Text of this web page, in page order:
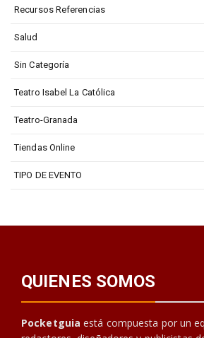
Recursos Referencias
Salud
Sin Categoría
Teatro Isabel La Católica
Teatro-Granada
Tiendas Online
TIPO DE EVENTO
QUIENES SOMOS
Pocketguia está compuesta por un